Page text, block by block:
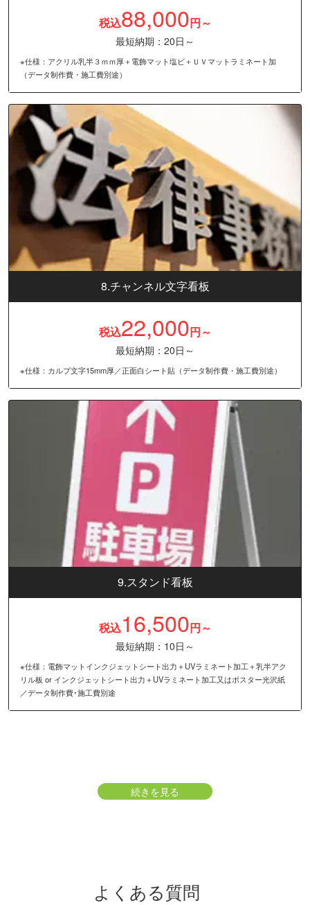
税込88,000円～
最短納期：20日～
※仕様：アクリル乳半３ｍｍ厚＋電飾マット塩ビ＋ＵＶマットラミネート加
（データ制作費・施工費別途）
8.チャンネル文字看板
税込22,000円～
最短納期：20日～
※仕様：カルプ文字15mm厚／正面白シート貼（データ制作費・施工費別途）
9.スタンド看板
税込16,500円～
最短納期：10日～
※仕様：電飾マットインクジェットシート出力＋UVラミネート加工＋乳半アク
リル板 or インクジェットシート出力＋UVラミネート加工又はポスター光沢紙
／データ制作費･施工費別途
続きを見る
よくある質問